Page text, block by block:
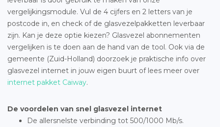
vergelijkingsmodule. Vul de 4 cijfers en 2 letters van je
postcode in, en check of de glasvezelpakketten leverbaar
zijn. Kan je deze optie kiezen? Glasvezel abonnementen
vergelijken is te doen aan de hand van de tool. Ook via de
gemeente (Zuid-Holland) doorzoek je praktische info over
glasvezel internet in jouw eigen buurt of lees meer over
internet pakket Caiway.
De voordelen van snel glasvezel internet
De allersnelste verbinding tot 500/1000 Mb/s.